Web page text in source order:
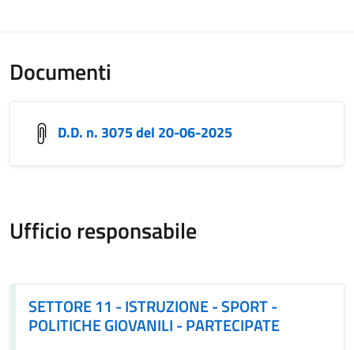
Documenti
D.D. n. 3075 del 20-06-2025
Ufficio responsabile
SETTORE 11 - ISTRUZIONE - SPORT -
POLITICHE GIOVANILI - PARTECIPATE